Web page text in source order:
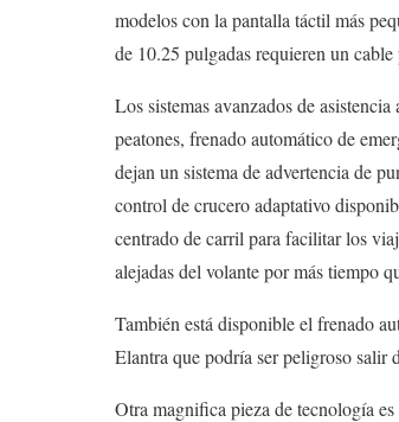
modelos con la pantalla táctil más
de 10.25 pulgadas requieren un
Los sistemas avanzados de
peatones, frenado automático de
dejan un sistema de advertencia de
control de crucero adaptativo
centrado de carril para facilitar los
alejadas del volante por más tiempo
También está disponible el frenado
Elantra que podría ser peligroso salir
Otra magnifica pieza de tecnología